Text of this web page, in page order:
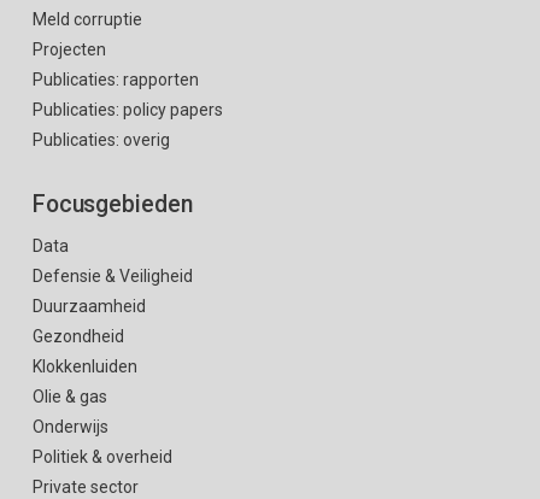
Meld corruptie
Projecten
Publicaties: rapporten
Publicaties: policy papers
Publicaties: overig
Focusgebieden
Data
Defensie & Veiligheid
Duurzaamheid
Gezondheid
Klokkenluiden
Olie & gas
Onderwijs
Politiek & overheid
Private sector